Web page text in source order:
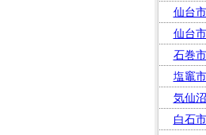
仙台
仙台
石巻市
塩竈市
気仙
白石市